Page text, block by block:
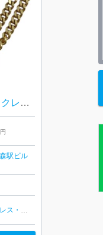
【K18(18金) ネックレス/貴金属・ネックレス・リング・アクセサリー・メンズ・レディース】
円
駅ビル
喜平ネックレス・ブレスレット